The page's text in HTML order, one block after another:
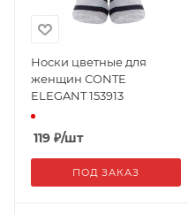
Носки цветные для
женщин CONTE
ELEGANT 153913
119 ₽/шт
ПОД ЗАКАЗ